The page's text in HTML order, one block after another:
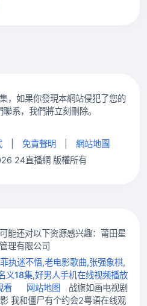
，如果你發現本網站侵犯了您的
系，我們將立刻刪除。
免責聲明
網站地圖
24直播網 版權所有
能还对以下资源感兴趣：莆田星
理有限公司
执迷不悟,老电影歌曲,张强象棋,
义18集,好男人手机在线视频播放
看
网站地图
战旗如画电视剧
我和僵尸有个约会2粤语在线观